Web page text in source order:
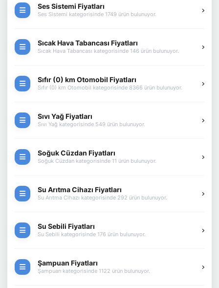
Ses Sistemi Fiyatları
Ses Sistemi kategorisinde 1749 ürün bulunuyor.
Sıcak Hava Tabancası Fiyatları
Sıcak Hava Tabancası kategorisinde 146 ürün bulunuyor.
Sıfır (0) km Otomobil Fiyatları
Sıfır (0) km Otomobil kategorisinde 8366 ürün bulunuyor.
Sıvı Yağ Fiyatları
Sıvı Yağ kategorisinde 549 ürün bulunuyor.
Soğuk Cüzdan Fiyatları
Soğuk Cüzdan kategorisinde 11 ürün bulunuyor.
Su Arıtma Cihazı Fiyatları
Su Arıtma Cihazı kategorisinde 292 ürün bulunuyor.
Su Sebili Fiyatları
Su Sebili kategorisinde 176 ürün bulunuyor.
Şampuan Fiyatları
Şampuan kategorisinde 1122 ürün bulunuyor.